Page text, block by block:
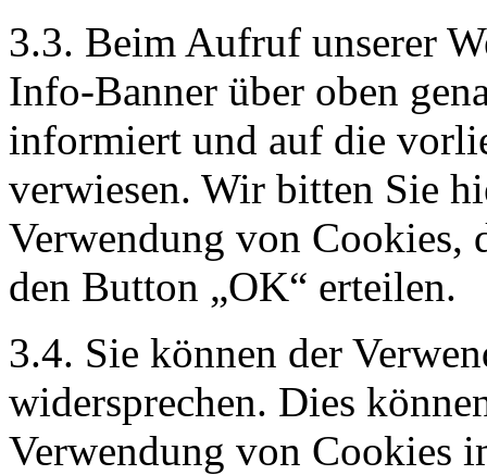
3.3. Beim Aufruf unserer
Info-Banner über oben
informiert und auf die
verwiesen. Wir bitten Sie
Verwendung von
den Button „OK“ erteilen.
3.4. Sie können der
widersprechen. Dies
Verwendung von Cookies